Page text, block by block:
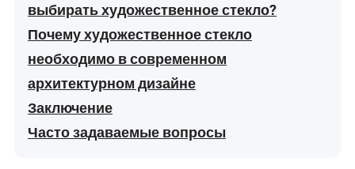
выбирать художественное стекло?
Почему художественное стекло
необходимо в современном
архитектурном дизайне
Заключение
Часто задаваемые вопросы